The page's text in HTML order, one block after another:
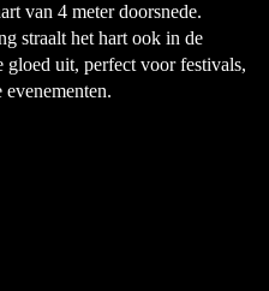
van 4 meter doorsnede.
straalt het hart ook in de
gloed uit, perfect voor festivals,